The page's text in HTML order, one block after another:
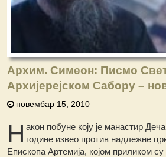
Архим. Симеон: Писмо
Архијерејском Сабору –
новембар 15, 2010
Н акон побуне коју је манастир
године извео против надлежне
Епископа Артемија, којом приликом